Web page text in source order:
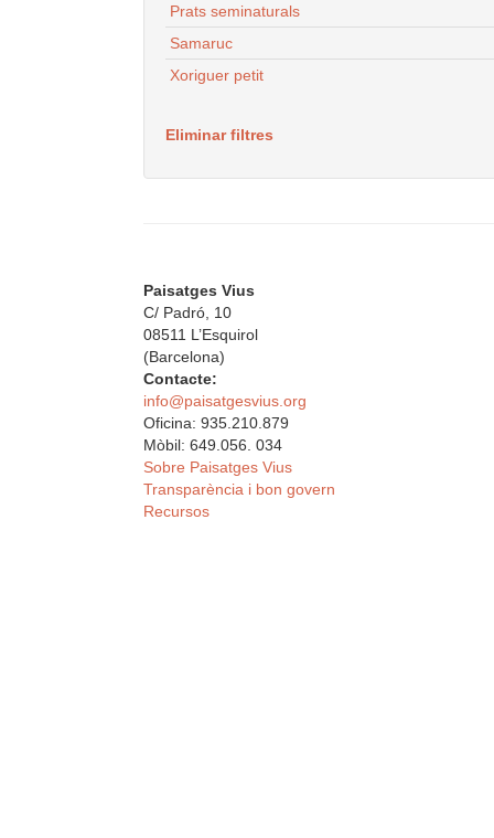
Prats seminaturals
Samaruc
Xoriguer petit
Eliminar filtres
Paisatges Vius
C/ Padró, 10
08511 L’Esquirol
(Barcelona)
Contacte:
info@paisatgesvius.org
Oficina: 935.210.879
Mòbil: 649.056. 034
Sobre Paisatges Vius
Transparència i bon govern
Recursos